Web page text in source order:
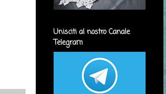
Unisciti al nostro Canale
Telegram